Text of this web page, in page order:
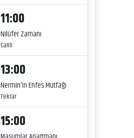
11:00
Nilüfer Zamanı
Canlı
13:00
Nermin'in Enfes Mutfağı
Tekrar
15:00